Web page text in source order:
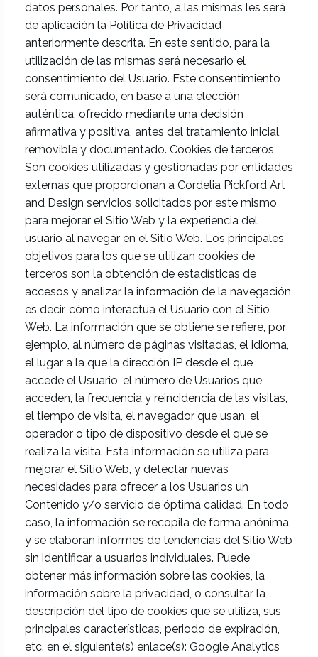
datos personales. Por tanto, a las mismas les será
de aplicación la Política de Privacidad
anteriormente descrita. En este sentido, para la
utilización de las mismas será necesario el
consentimiento del Usuario. Este consentimiento
será comunicado, en base a una elección
auténtica, ofrecido mediante una decisión
afirmativa y positiva, antes del tratamiento inicial,
removible y documentado. Cookies de terceros
Son cookies utilizadas y gestionadas por entidades
externas que proporcionan a Cordelia Pickford Art
and Design servicios solicitados por este mismo
para mejorar el Sitio Web y la experiencia del
usuario al navegar en el Sitio Web. Los principales
objetivos para los que se utilizan cookies de
terceros son la obtención de estadísticas de
accesos y analizar la información de la navegación,
es decir, cómo interactúa el Usuario con el Sitio
Web. La información que se obtiene se refiere, por
ejemplo, al número de páginas visitadas, el idioma,
el lugar a la que la dirección IP desde el que
accede el Usuario, el número de Usuarios que
acceden, la frecuencia y reincidencia de las visitas,
el tiempo de visita, el navegador que usan, el
operador o tipo de dispositivo desde el que se
realiza la visita. Esta información se utiliza para
mejorar el Sitio Web, y detectar nuevas
necesidades para ofrecer a los Usuarios un
Contenido y/o servicio de óptima calidad. En todo
caso, la información se recopila de forma anónima
y se elaboran informes de tendencias del Sitio Web
sin identificar a usuarios individuales. Puede
obtener más información sobre las cookies, la
información sobre la privacidad, o consultar la
descripción del tipo de cookies que se utiliza, sus
principales características, periodo de expiración,
etc. en el siguiente(s) enlace(s): Google Analytics